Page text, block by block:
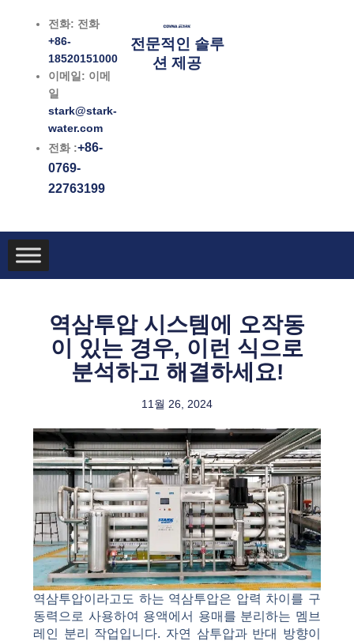
전화: 전화
+86-
18520151000
이메일: 이메
일
stark@stark-
water.com
전화 :+86-
0769-
22763199
전문적인 솔루
션 제공
역삼투압 시스템에 오작동
이 있는 경우, 이런 식으로
분석하고 해결하세요!
11월 26, 2024
역삼투압이라고도 하는 역삼투압은 압력 차이를 구
동력으로 사용하여 용액에서 용매를 분리하는 멤브
레인 분리 작업입니다. 자연 삼투압과 반대 방향이